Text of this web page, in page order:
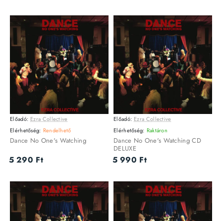
CD
Előadó: Ezra Collective
Elérhetőség: Rendelhető
Dance No One's Watching
5 290 Ft
Utolsó darab
CD
Előadó: Ezra Collective
Elérhetőség: Raktáron
Dance No One's Watching CD
DELUXE
5 990 Ft